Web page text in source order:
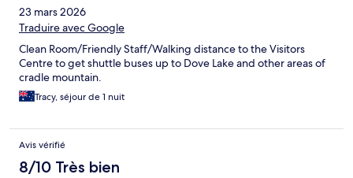
23 mars 2026
Traduire avec Google
Clean Room/Friendly Staff/Walking distance to the Visitors
Centre to get shuttle buses up to Dove Lake and other areas of
cradle mountain.
Tracy, séjour de 1 nuit
Avis vérifié
8/10 Très bien